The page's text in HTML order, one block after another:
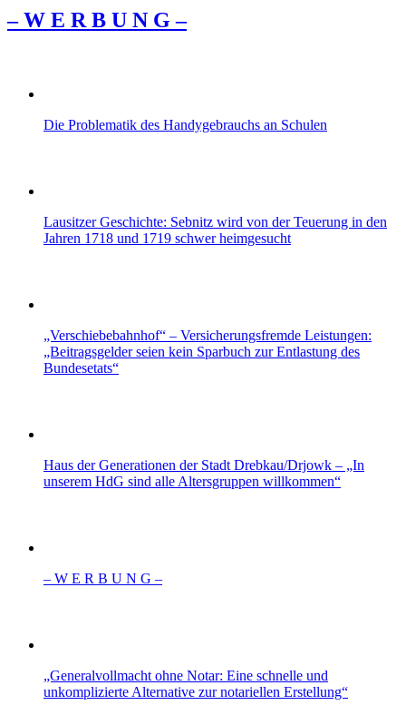
– W Ε R Β U Ν G –
Die Problematik des Handygebrauchs an Schulen
Lausitzer Geschichte: Sebnitz wird von der Teuerung in den
Jahren 1718 und 1719 schwer heimgesucht
„Verschiebebahnhof“ – Versicherungsfremde Leistungen:
„Beitragsgelder seien kein Sparbuch zur Entlastung des
Bundesetats“
Haus der Generationen der Stadt Drebkau/Drjowk – „In
unserem HdG sind alle Altersgruppen willkommen“
– W Ε R Β U Ν G –
„Generalvollmacht ohne Notar: Eine schnelle und
unkomplizierte Alternative zur notariellen Erstellung“